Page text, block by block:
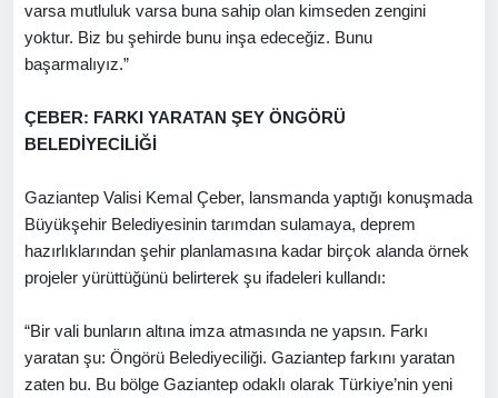
varsa mutluluk varsa buna sahip olan kimseden zengini
yoktur. Biz bu şehirde bunu inşa edeceğiz. Bunu
başarmalıyız.”
ÇEBER: FARKI YARATAN ŞEY ÖNGÖRÜ
BELEDİYECİLİĞİ
Gaziantep Valisi Kemal Çeber, lansmanda yaptığı konuşmada
Büyükşehir Belediyesinin tarımdan sulamaya, deprem
hazırlıklarından şehir planlamasına kadar birçok alanda örnek
projeler yürüttüğünü belirterek şu ifadeleri kullandı:
“Bir vali bunların altına imza atmasında ne yapsın. Farkı
yaratan şu: Öngörü Belediyeciliği. Gaziantep farkını yaratan
zaten bu. Bu bölge Gaziantep odaklı olarak Türkiye’nin yeni